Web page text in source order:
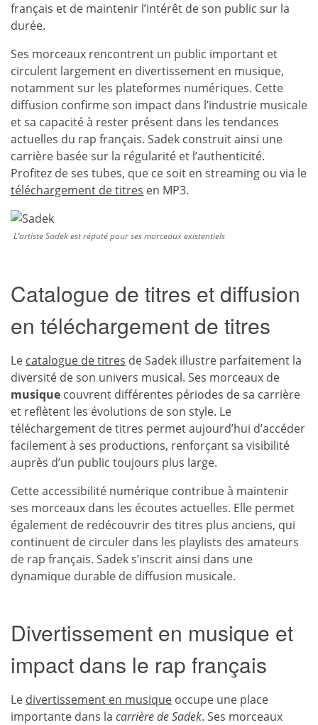
français et de maintenir l’intérêt de son public sur la
durée.
Ses morceaux rencontrent un public important et
circulent largement en divertissement en musique,
notamment sur les plateformes numériques. Cette
diffusion confirme son impact dans l’industrie musicale
et sa capacité à rester présent dans les tendances
actuelles du rap français. Sadek construit ainsi une
carrière basée sur la régularité et l’authenticité.
Profitez de ses tubes, que ce soit en streaming ou via le
téléchargement de titres en MP3.
L’artiste Sadek est réputé pour ses morceaux existentiels
Catalogue de titres et diffusion
en téléchargement de titres
Le catalogue de titres de Sadek illustre parfaitement la
diversité de son univers musical. Ses morceaux de
musique couvrent différentes périodes de sa carrière
et reflètent les évolutions de son style. Le
téléchargement de titres permet aujourd’hui d’accéder
facilement à ses productions, renforçant sa visibilité
auprès d’un public toujours plus large.
Cette accessibilité numérique contribue à maintenir
ses morceaux dans les écoutes actuelles. Elle permet
également de redécouvrir des titres plus anciens, qui
continuent de circuler dans les playlists des amateurs
de rap français. Sadek s’inscrit ainsi dans une
dynamique durable de diffusion musicale.
Divertissement en musique et
impact dans le rap français
Le divertissement en musique occupe une place
importante dans la carrière de Sadek. Ses morceaux